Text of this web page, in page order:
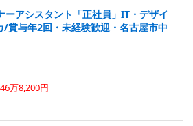
アシスタント「正社員」IT・デザイ
/賞与年2回・未経験歓迎・名古屋市中
万8,200円